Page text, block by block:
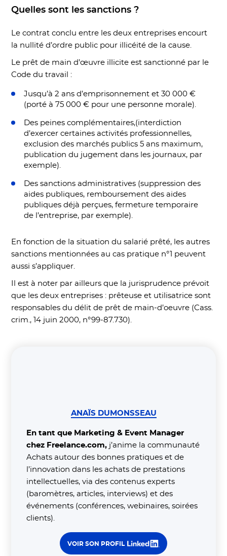
Quelles sont les sanctions ?
Le contrat conclu entre les deux entreprises encourt
la nullité d’ordre public pour illicéité de la cause.
Le prêt de main d’œuvre illicite est sanctionné par le
Code du travail :
Jusqu’à 2 ans d’emprisonnement et 30 000 €
(porté à 75 000 € pour une personne morale).
Des peines complémentaires,(interdiction
d’exercer certaines activités professionnelles,
exclusion des marchés publics 5 ans maximum,
publication du jugement dans les journaux, par
exemple).
Des sanctions administratives (suppression des
aides publiques, remboursement des aides
publiques déjà perçues, fermeture temporaire
de l’entreprise, par exemple).
En fonction de la situation du salarié prêté, les autres
sanctions mentionnées au cas pratique n°1 peuvent
aussi s’appliquer.
Il est à noter par ailleurs que la jurisprudence prévoit
que les deux entreprises : prêteuse et utilisatrice sont
responsables du délit de prêt de main-d’oeuvre (Cass.
crim., 14 juin 2000, n°99-87.730).
ANAÏS DUMONSSEAU
En tant que Marketing & Event Manager
chez Freelance.com, j’anime la communauté
Achats autour des bonnes pratiques et de
l’innovation dans les achats de prestations
intellectuelles, via des contenus experts
(baromètres, articles, interviews) et des
événements (conférences, webinaires, soirées
clients).
VOIR SON PROFIL